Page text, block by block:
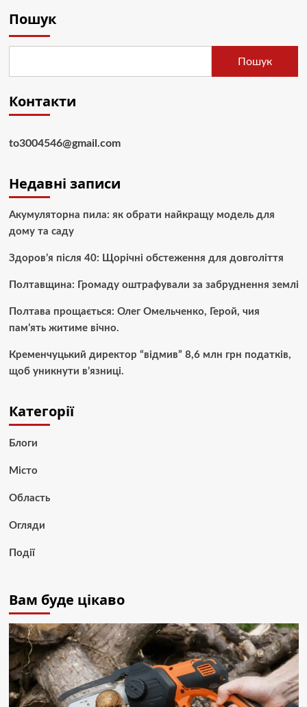
Пошук
Пошук
Контакти
to3004546@gmail.com
Недавні записи
Акумуляторна пила: як обрати найкращу модель для
дому та саду
Здоров’я після 40: Щорічні обстеження для довголіття
Полтавщина: Громаду оштрафували за забруднення землі
Полтава прощається: Олег Омельченко, Герой, чия
пам’ять житиме вічно.
Кременчуцький директор “відмив” 8,6 млн грн податків,
щоб уникнути в’язниці.
Категорії
Блоги
Місто
Область
Огляди
Події
Вам буде цікаво